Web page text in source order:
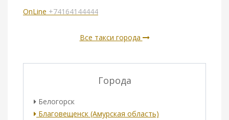
OnLine +74164144444
Все такси города
Города
Белогорск
Благовещенск (Амурская область)